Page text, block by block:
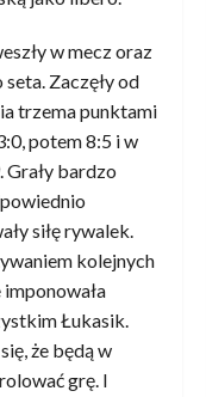
w mecz oraz
Zaczęły od
trzema punktami
potem 8:5 i w
Grały bardzo
siłę rywalek.
kolejnych
Łukasik.
że będą w
grę. I